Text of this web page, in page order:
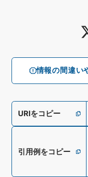
情報の間違い
URIをコピー
引用例をコピー